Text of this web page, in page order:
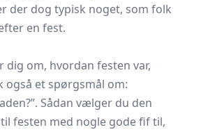
der dog typisk noget, som folk
en fest.
dig om, hvordan festen var,
også et spørgsmål om:
Sådan vælger du den
festen med nogle gode fif til,